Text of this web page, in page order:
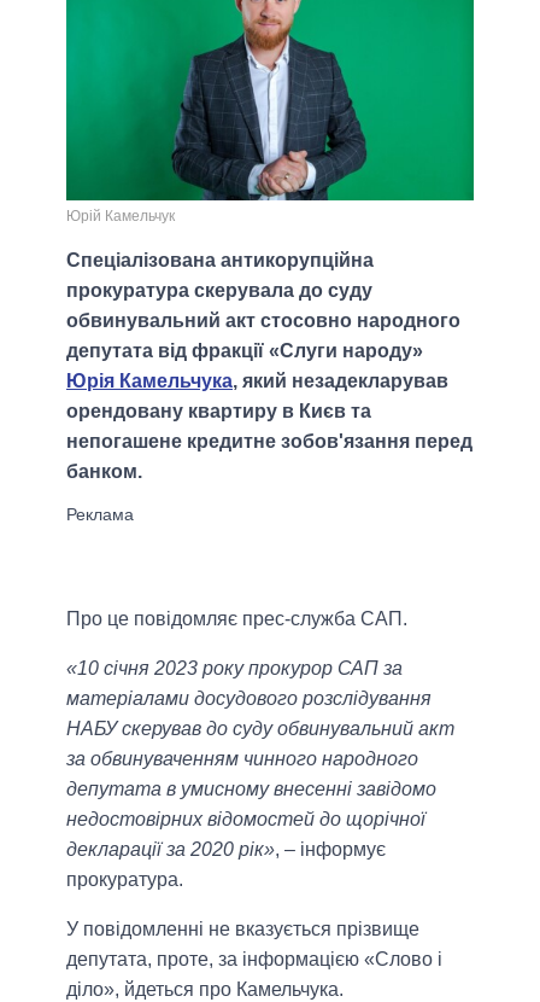
Юрій Камельчук
Спеціалізована антикорупційна
прокуратура скерувала до суду
обвинувальний акт стосовно народного
депутата від фракції «Слуги народу»
Юрія Камельчука, який незадекларував
орендовану квартиру в Києв та
непогашене кредитне зобов'язання перед
банком.
Про це повідомляє прес-служба САП.
«10 січня 2023 року прокурор САП за
матеріалами досудового розслідування
НАБУ скерував до суду обвинувальний акт
за обвинуваченням чинного народного
депутата в умисному внесенні завідомо
недостовірних відомостей до щорічної
декларації за 2020 рік», – інформує
прокуратура.
У повідомленні не вказується прізвище
депутата, проте, за інформацією «Слово і
діло», йдеться про Камельчука.